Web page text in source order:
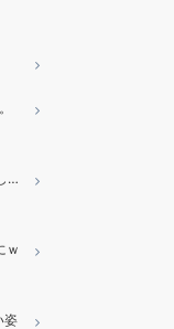
…
ｗ
姿